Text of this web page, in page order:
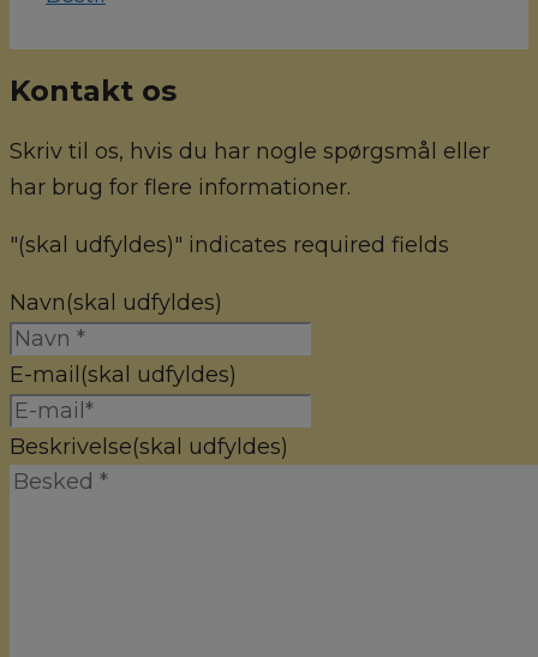
Kontakt os
Skriv til os, hvis du har nogle spørgsmål eller
har brug for flere informationer.
"(skal udfyldes)" indicates required fields
Navn(skal udfyldes)
E-mail (skal udfyldes)
Beskrivelse(skal udfyldes)